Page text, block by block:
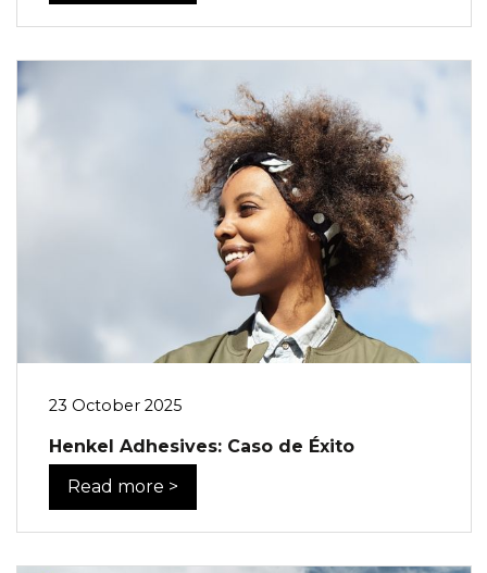
23 October 2025
Henkel Adhesives: Caso de Éxito
Read more >